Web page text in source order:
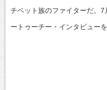
チベット族のファイターだ。
ートゥーチー・インタビュー